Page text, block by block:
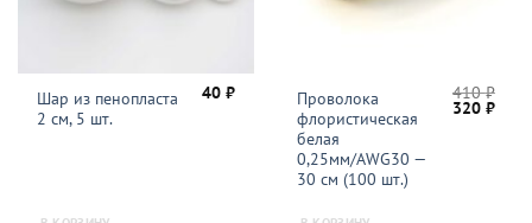
Шар из пенопласта
2 см, 5 шт.
40 ₽
Проволока
флористическая
белая
0,25мм/AWG30 —
30 см (100 шт.)
410₽
320 ₽